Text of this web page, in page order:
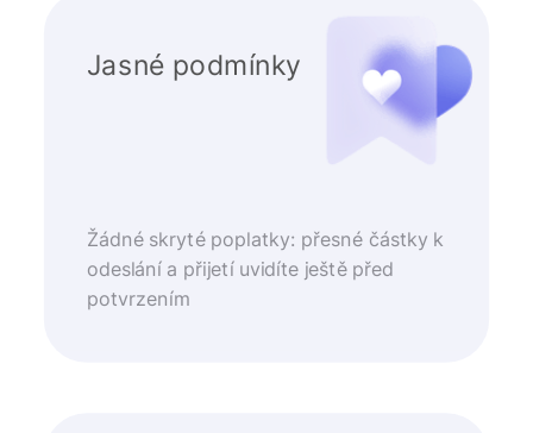
Jasné podmínky
Žádné skryté poplatky: přesné částky k
odeslání a přijetí uvidíte ještě před
potvrzením